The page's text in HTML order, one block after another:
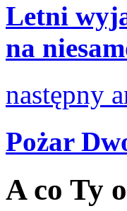
Letni
na
następny
Pożar
A co Ty